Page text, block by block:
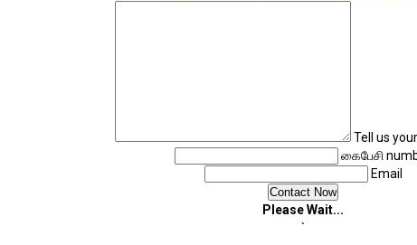
Tell us
கைபேசி
Email
Please Wait...
`